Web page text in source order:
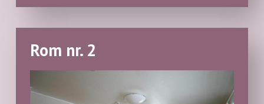
Rom nr. 2